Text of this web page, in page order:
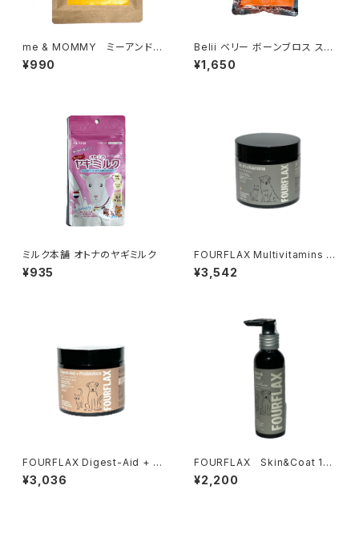
me & MOMMY ミーアンドマ
ミー ひとふりしょうが
¥990
Belii ベリー ボーンブロス スー
プ
¥1,650
ミルク本舗 オトナのヤギミルク
¥935
FOURFLAX Multivitamins 2
00g フォーフラックス マルチ
ビタミン
¥3,542
FOURFLAX Digest-Aid + Pr
obiotics 200g フォーフラッ
クス ダイジェストエイド + プロ
¥3,036
FOURFLAX Skin&Coat 150
ml フォーフラックス スキン&コ
ート
¥2,200